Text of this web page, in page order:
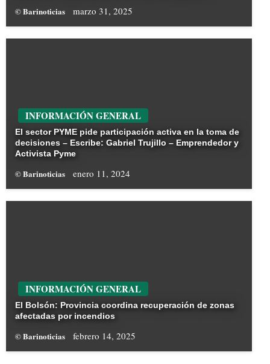
© Barinoticias marzo 31, 2025
INFORMACIÓN GENERAL
El sector PYME pide participación activa en la toma de
decisiones – Escribe: Gabriel Trujillo – Emprendedor y
Activista Pyme
© Barinoticias enero 11, 2024
INFORMACIÓN GENERAL
El Bolsón: Provincia coordina recuperación de zonas
afectadas por incendios
© Barinoticias febrero 14, 2025